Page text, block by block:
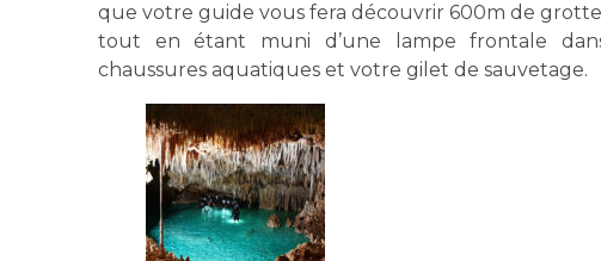
que votre guide vous fera découvrir 600m de
tout en étant muni d’une lampe frontale
chaussures aquatiques et votre gilet de sauvetage.